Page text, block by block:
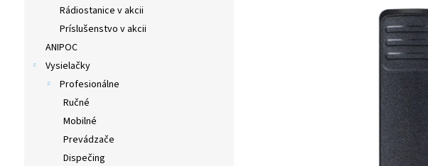
Rádiostanice v akcii
Príslušenstvo v akcii
ANIPOC
Vysielačky
Profesionálne
Ručné
Mobilné
Prevádzače
Dispečing